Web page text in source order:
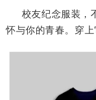
校友纪念服装，
怀与你的青春。穿